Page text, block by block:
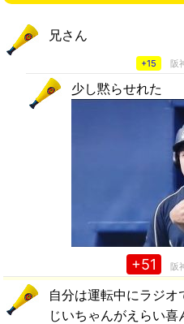
兄さん
+15 阪
少し黙らせれた
+51 阪
自分は運転中にラジ
じいちゃんがえらい喜